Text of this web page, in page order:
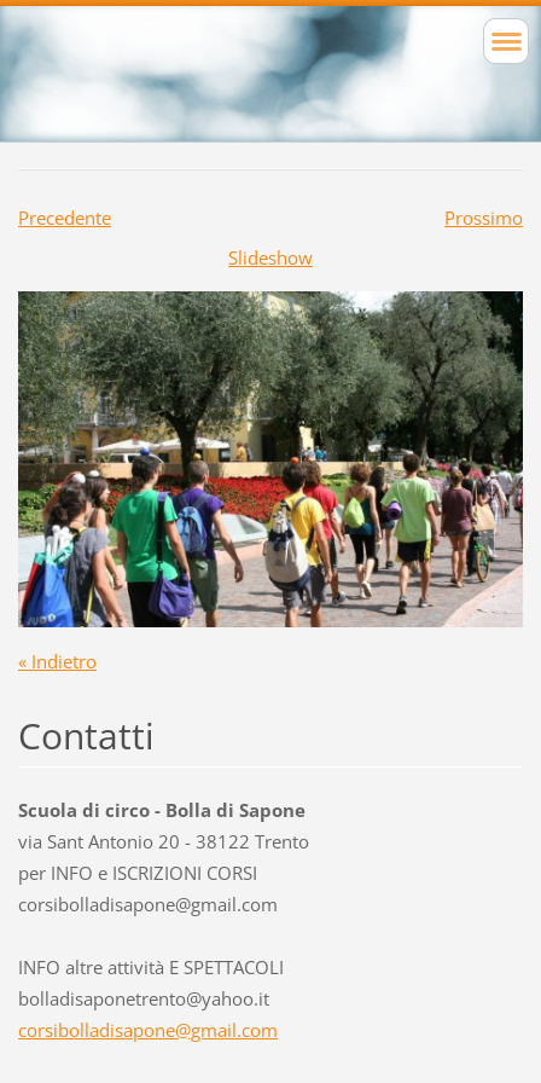
Precedente
Prossimo
Slideshow
« Indietro
Contatti
Scuola di circo - Bolla di Sapone
via Sant Antonio 20 - 38122 Trento
per INFO e ISCRIZIONI CORSI
corsibolladisapone@gmail.com
INFO altre attività E SPETTACOLI
bolladisaponetrento@yahoo.it
corsibolladisapone@gmail.com